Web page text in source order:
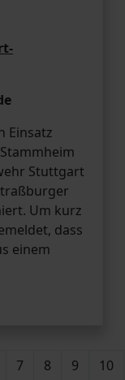
Einsatz
Stuttgart
Um kurz
dass
einem
7 8 9 10